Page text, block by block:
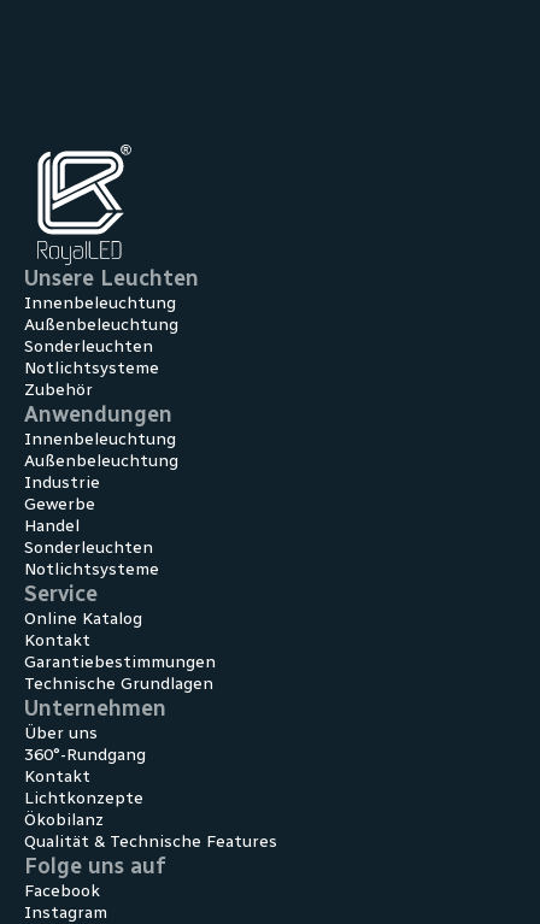
Unsere Leuchten
Innenbeleuchtung
Außenbeleuchtung
Sonderleuchten
Notlichtsysteme
Zubehör
Anwendungen
Innen­beleuchtung
Außen­beleuchtung
Industrie
Gewerbe
Handel
Sonder­leuchten
Notlicht­systeme
Service
Online Katalog
Kontakt
Garantiebestimmungen
Technische Grundlagen
Unternehmen
Über uns
360°-Rundgang
Kontakt
Lichtkonzepte
Ökobilanz
Qualität & Technische Features
Folge uns auf
Facebook
Instagram